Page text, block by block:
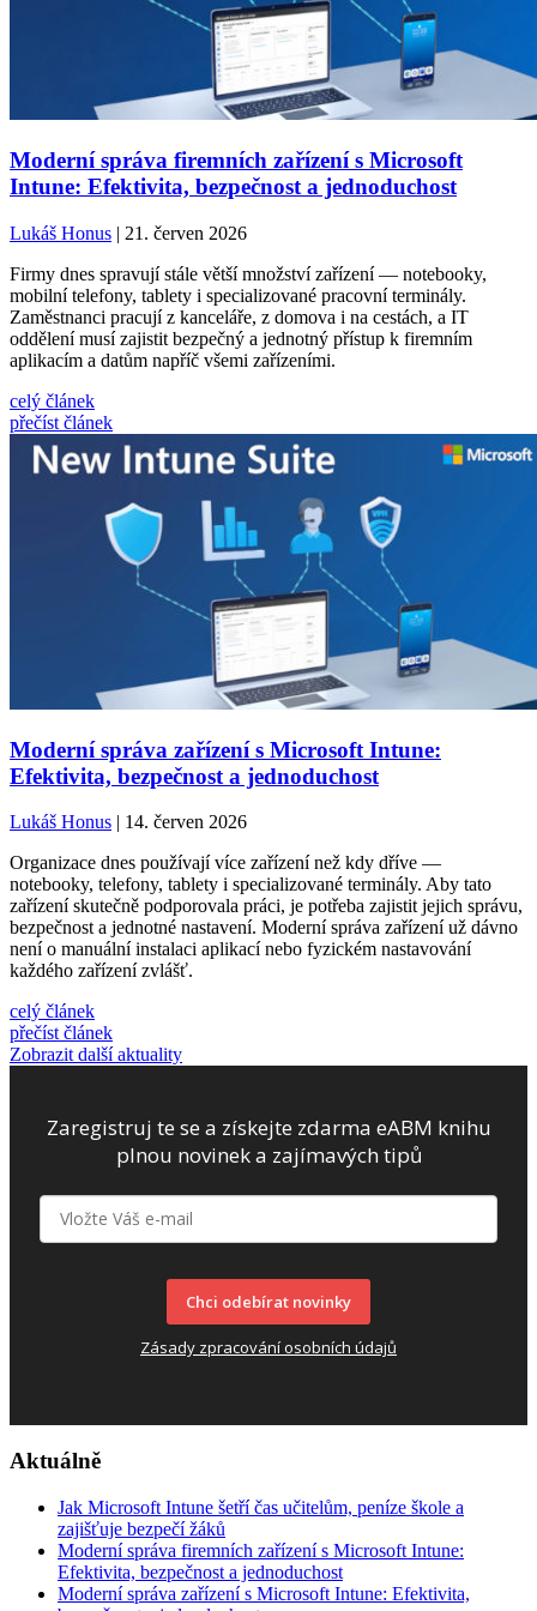
Moderní správa firemních zařízení s Microsoft
Intune: Efektivita, bezpečnost a jednoduchost
Lukáš Honus | 21. červen 2026
Firmy dnes spravují stále větší množství zařízení — notebooky,
mobilní telefony, tablety i specializované pracovní terminály.
Zaměstnanci pracují z kanceláře, z domova i na cestách, a IT
oddělení musí zajistit bezpečný a jednotný přístup k firemním
aplikacím a datům napříč všemi zařízeními.
celý článek
přečíst článek
Moderní správa zařízení s Microsoft Intune:
Efektivita, bezpečnost a jednoduchost
Lukáš Honus | 14. červen 2026
Organizace dnes používají více zařízení než kdy dříve —
notebooky, telefony, tablety i specializované terminály. Aby tato
zařízení skutečně podporovala práci, je potřeba zajistit jejich správu,
bezpečnost a jednotné nastavení. Moderní správa zařízení už dávno
není o manuální instalaci aplikací nebo fyzickém nastavování
každého zařízení zvlášť.
celý článek
přečíst článek
Zobrazit další aktuality
Zaregistruj te se a získejte zdarma eABM knihu
plnou novinek a zajímavých tipů
Chci odebírat novinky
Zásady zpracování osobních údajů
Aktuálně
Jak Microsoft Intune šetří čas učitelům, peníze škole a
zajišťuje bezpečí žáků
Moderní správa firemních zařízení s Microsoft Intune:
Efektivita, bezpečnost a jednoduchost
Moderní správa zařízení s Microsoft Intune: Efektivita,